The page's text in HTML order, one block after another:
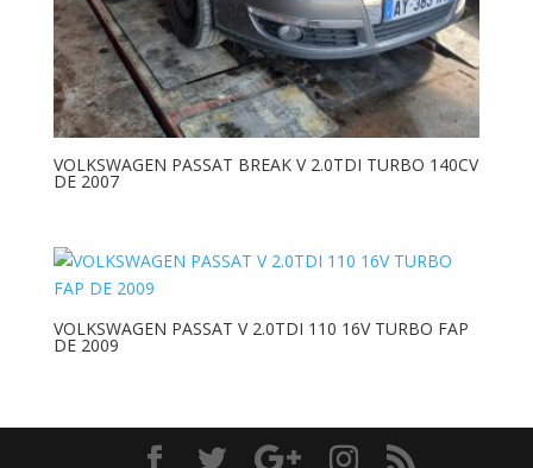
VOLKSWAGEN PASSAT BREAK V 2.0TDI TURBO 140CV
DE 2007
VOLKSWAGEN PASSAT V 2.0TDI 110 16V TURBO FAP
DE 2009